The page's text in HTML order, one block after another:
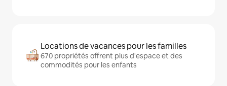
Locations de vacances pour les familles
670 propriétés offrent plus d'espace et des
commodités pour les enfants